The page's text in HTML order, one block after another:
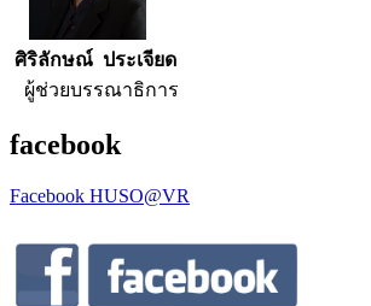
ศิริลักษณ์ ประเจียด
ผู้ช่วยบรรณาธิการ
facebook
Facebook HUSO@VR